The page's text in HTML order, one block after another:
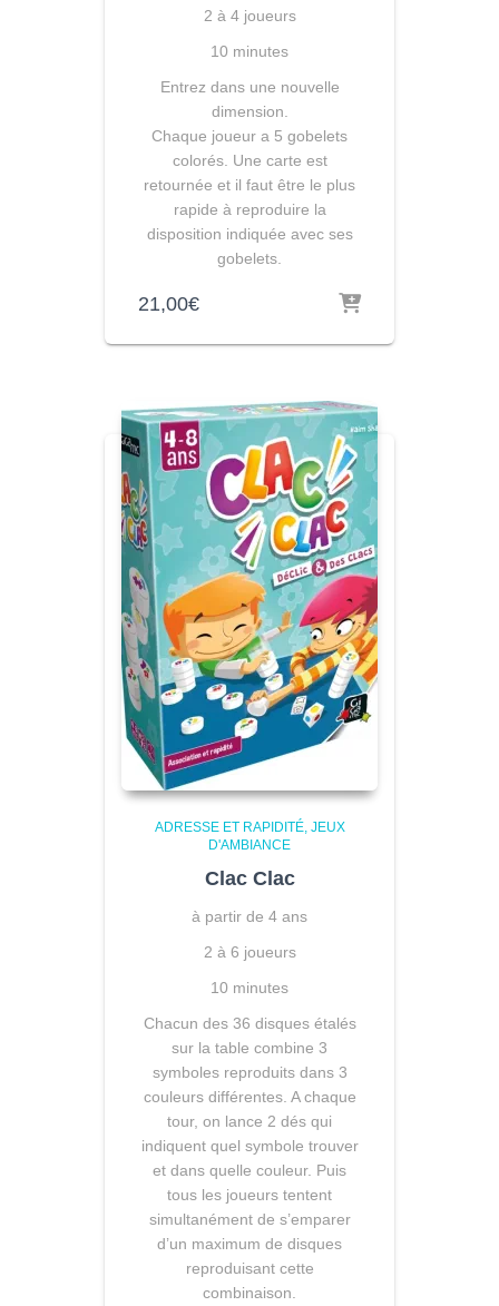
2 à 4 joueurs
10 minutes
Entrez dans une nouvelle
dimension.
Chaque joueur a 5 gobelets
colorés. Une carte est
retournée et il faut être le plus
rapide à reproduire la
disposition indiquée avec ses
gobelets.
21,00€
ADRESSE ET RAPIDITÉ JEUX
D'AMBIANCE
Clac Clac
à partir de 4 ans
2 à 6 joueurs
10 minutes
Chacun des 36 disques étalés
sur la table combine 3
symboles reproduits dans 3
couleurs différentes. A chaque
tour, on lance 2 dés qui
indiquent quel symbole trouver
et dans quelle couleur. Puis
tous les joueurs tentent
simultanément de s’emparer
d’un maximum de disques
reproduisant cette
combinaison.